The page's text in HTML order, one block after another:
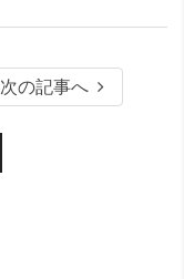
次の記事へ